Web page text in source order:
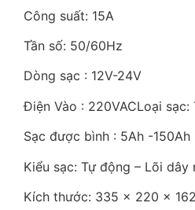
Công suất: 15A
Tần số: 50/60Hz
Dòng sạc : 12V-24V
Điện Vào : 220VACLoại sạc:
Sạc được bình : 5Ah -150Ah
Kiểu sạc: Tự động – Lõi dây
Kích thước: 335 x 220 x